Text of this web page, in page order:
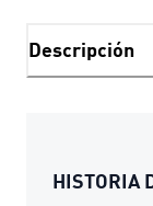
Descripción
HISTORIA